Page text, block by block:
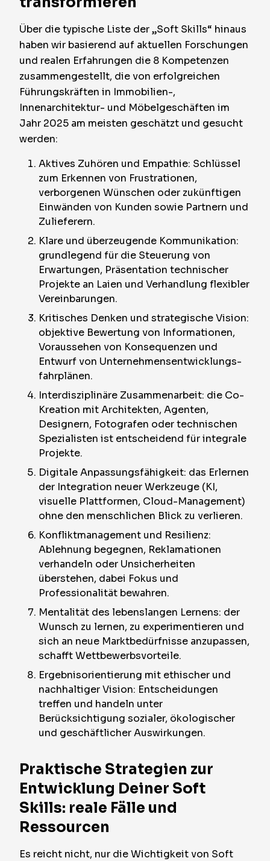
Über die typische Liste der „Soft Skills“ hinaus
haben wir basierend auf aktuellen Forschungen
und realen Erfahrungen die 8 Kompetenzen
zusammengestellt, die von erfolgreichen
Führungskräften in Immobilien-,
Innenarchitektur- und Möbelgeschäften im
Jahr 2025 am meisten geschätzt und gesucht
werden:
Aktives Zuhören und Empathie: Schlüssel
zum Erkennen von Frustrationen,
verborgenen Wünschen oder zukünftigen
Einwänden von Kunden sowie Partnern und
Zulieferern.
Klare und überzeugende Kommunikation:
grundlegend für die Steuerung von
Erwartungen, Präsentation technischer
Projekte an Laien und Verhandlung flexibler
Vereinbarungen.
Kritisches Denken und strategische Vision:
objektive Bewertung von Informationen,
Voraussehen von Konsequenzen und
Entwurf von Unternehmensentwicklungs­
fahrplänen.
Interdisziplinäre Zusammenarbeit: die Co-
Kreation mit Architekten, Agenten,
Designern, Fotografen oder technischen
Spezialisten ist entscheidend für integrale
Projekte.
Digitale Anpassungsfähigkeit: das Erlernen
der Integration neuer Werkzeuge (KI,
visuelle Plattformen, Cloud-Management)
ohne den menschlichen Blick zu verlieren.
Konfliktmanagement und Resilienz:
Ablehnung begegnen, Reklamationen
verhandeln oder Unsicherheiten
überstehen, dabei Fokus und
Professionalität bewahren.
Mentalität des lebenslangen Lernens: der
Wunsch zu lernen, zu experimentieren und
sich an neue Marktbedürfnisse anzupassen,
schafft Wettbewerbsvorteile.
Ergebnisorientierung mit ethischer und
nachhaltiger Vision: Entscheidungen
treffen und handeln unter
Berücksichtigung sozialer, ökologischer
und geschäftlicher Auswirkungen.
Praktische Strategien zur
Entwicklung Deiner Soft
Skills: reale Fälle und
Ressourcen
Es reicht nicht, nur die Wichtigkeit von Soft